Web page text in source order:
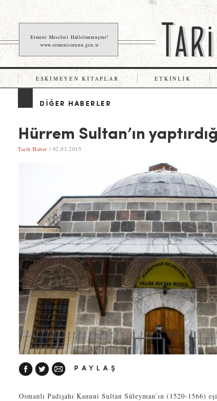
Ermeni Meselesi Hallolunmuştur!
www.ermenisorunu.gen.tr
ESKIMEYEN KITAPLAR ETKINLIK
DIĞER HABERLER
Hürrem Sultan’ın
Tarih Haber / 02.03.2015
PAYLAŞ
Osmanlı Padişahı Kanuni Sultan Süleyman’ın (1520-1566)